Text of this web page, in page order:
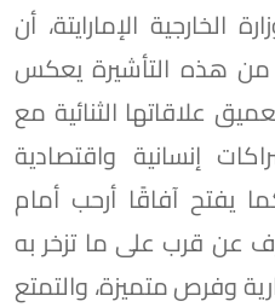
الخارجية الإمارايتة، أن
من هذه التأشيرة يعكس
علاقاتها الثنائية مع
إنسانية واقتصادية
يفتح آفاقًا أرحب أمام
عن قرب على ما تزخر به
وفرص متميزة، والتمتع